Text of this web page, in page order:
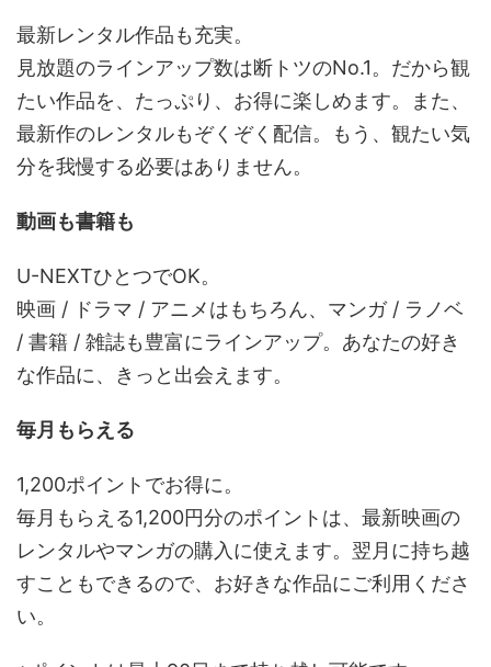
最新レンタル作品も充実。
見放題のラインアップ数は断トツのNo.1。だから観
たい作品を、たっぷり、お得に楽しめます。また、
最新作のレンタルもぞくぞく配信。もう、観たい気
分を我慢する必要はありません。
動画も書籍も
U-NEXTひとつでOK。
映画 / ドラマ / アニメはもちろん、マンガ / ラノベ
/ 書籍 / 雑誌も豊富にラインアップ。あなたの好き
な作品に、きっと出会えます。
毎月もらえる
1,200ポイントでお得に。
毎月もらえる1,200円分のポイントは、最新映画の
レンタルやマンガの購入に使えます。翌月に持ち越
すこともできるので、お好きな作品にご利用くださ
い。